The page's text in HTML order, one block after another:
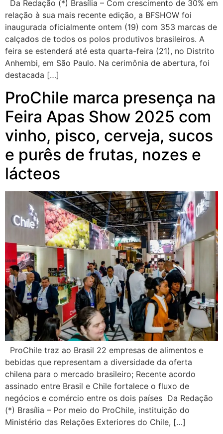
Da Redação (*) Brasília – Com crescimento de 30% em
relação à sua mais recente edição, a BFSHOW foi
inaugurada oficialmente ontem (19) com 353 marcas de
calçados de todos os polos produtivos brasileiros. A
feira se estenderá até esta quarta-feira (21), no Distrito
Anhembi, em São Paulo. Na cerimônia de abertura, foi
destacada […]
ProChile marca presença na
Feira Apas Show 2025 com
vinho, pisco, cerveja, sucos
e purês de frutas, nozes e
lácteos
ProChile traz ao Brasil 22 empresas de alimentos e
bebidas que representam a diversidade da oferta
chilena para o mercado brasileiro; Recente acordo
assinado entre Brasil e Chile fortalece o fluxo de
negócios e comércio entre os dois países Da Redação
(*) Brasília – Por meio do ProChile, instituição do
Ministério das Relações Exteriores do Chile, […]